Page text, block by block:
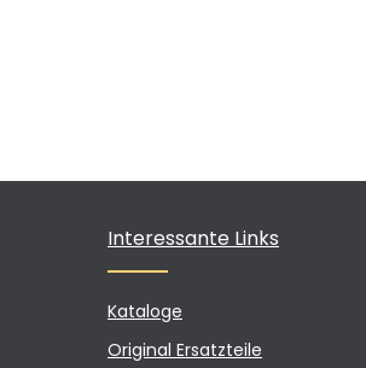
Interessante Links
Kataloge
Original Ersatzteile